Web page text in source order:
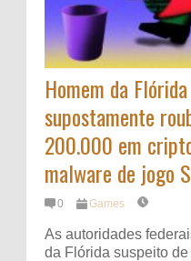
Homem da
supostamente
200.000 em
malware de jogo
0 Games
As autoridades
da Flórida suspeito